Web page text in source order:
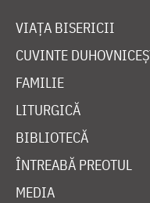
VIAȚA BISERICII
CUVINTE
FAMILIE
LITURGICĂ
BIBLIOTECĂ
ÎNTREABĂ PREOTUL
MEDIA